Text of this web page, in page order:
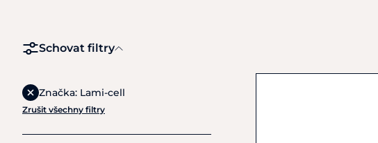
Schovat filtry
Značka: Lami-cell
Zrušit všechny filtry